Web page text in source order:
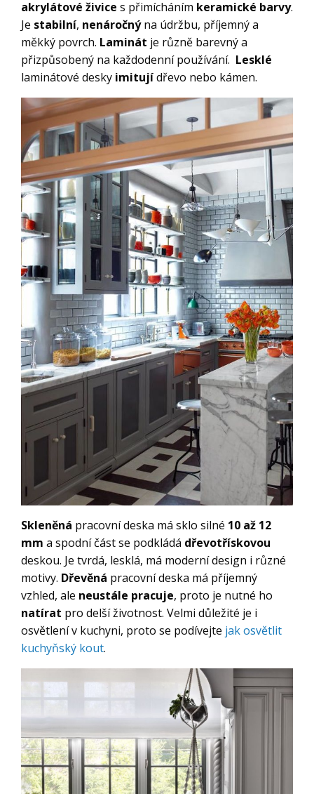
akrylátové živice s přimícháním keramické barvy.
Je stabilní, nenáročnýna údržbu, příjemný a
měkký povrch. Laminát je různě barevný a
přizpůsobený na každodenní používání. Lesklé
laminátové desky imitujídřevo nebo kámen.
Skleněná pracovní deska má sklo silné 10 až 12
mm a spodní část se podkládá dřevotřískovou
deskou. Je tvrdá, lesklá, má moderní design i různé
motivy. Dřevěná pracovní deska má příjemný
vzhled, ale neustále pracuje, proto je nutné ho
natírat pro delší životnost. Velmi důležité je i
osvětlení v kuchyni, proto se podívejte jak osvětlit
kuchyňský kout.